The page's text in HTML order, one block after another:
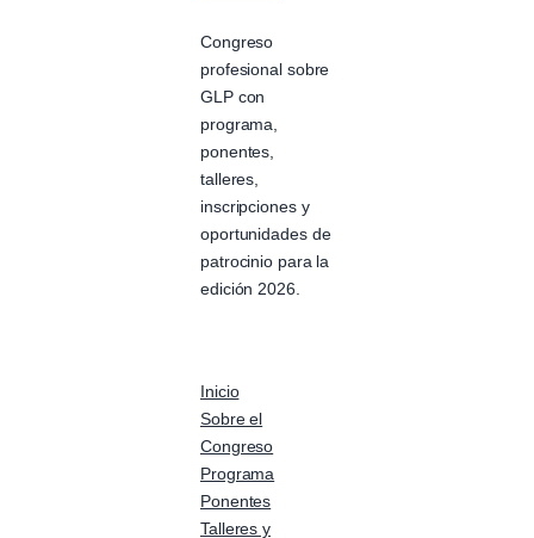
Congreso
profesional sobre
GLP con
programa,
ponentes,
talleres,
inscripciones y
oportunidades de
patrocinio para la
edición 2026.
Inicio
Sobre el
Congreso
Programa
Ponentes
Talleres y